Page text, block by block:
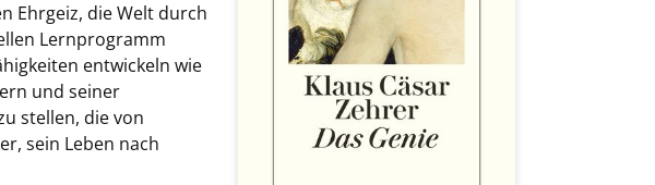
Ehrgeiz, die Welt durch
Lernprogramm
entwickeln wie
und seiner
stellen, die von
sein Leben nach